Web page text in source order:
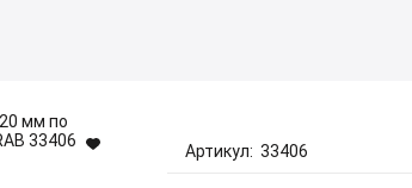
Артикул: 33406